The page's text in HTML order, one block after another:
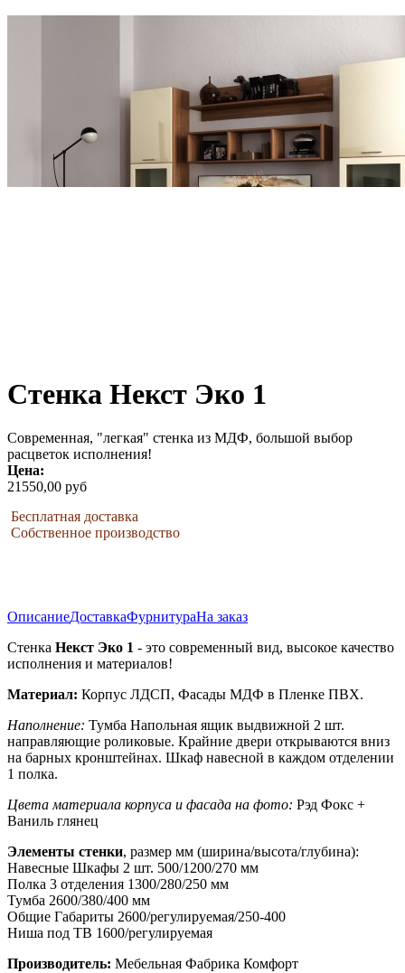
Стенка Некст Эко 1
Современная, "легкая" стенка из МДФ, большой выбор
расцветок исполнения!
Цена:
21550,00 руб
Бесплатная доставка
Собственное производство
ОписаниеДоставкаФурнитураНа заказ
Стенка Некст Эко 1 - это современный вид, высокое качество
исполнения и материалов!
Материал: Корпус ЛДСП, Фасады МДФ в Пленке ПВХ.
Наполнение: Тумба Напольная ящик выдвижной 2 шт.
направляющие роликовые. Крайние двери открываются вниз
на барных кронштейнах. Шкаф навесной в каждом отделении
1 полка.
Цвета материала корпуса и фасада на фото: Рэд Фокс +
Ваниль глянец
Элементы стенки, размер мм (ширина/высота/глубина):
Навесные Шкафы 2 шт. 500/1200/270 мм
Полка 3 отделения 1300/280/250 мм
Тумба 2600/380/400 мм
Общие Габариты 2600/регулируемая/250-400
Ниша под ТВ 1600/регулируемая
Производитель: Мебельная Фабрика Комфорт